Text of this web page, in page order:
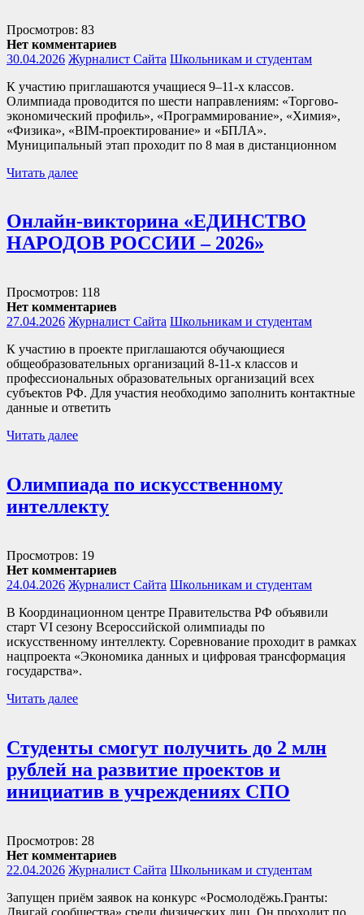
Просмотров: 83
Нет комментариев
30.04.2026 Журналист Сайта Школьникам и студентам
К участию приглашаются учащиеся 9–11-х классов.
Олимпиада проводится по шести направлениям: «Торгово-
экономический профиль», «Программирование», «Химия»,
«Физика», «BIM-проектирование» и «БПЛА».
Муниципальный этап проходит по 8 мая в дистанционном
Читать далее
Онлайн-викторина «ЕДИНСТВО
НАРОДОВ РОССИИ – 2026»
Просмотров: 118
Нет комментариев
27.04.2026 Журналист Сайта Школьникам и студентам
К участию в проекте приглашаются обучающиеся
общеобразовательных организаций 8-11-х классов и
профессиональных образовательных организаций всех
субъектов РФ. Для участия необходимо заполнить контактные
данные и ответить
Читать далее
Олимпиада по искусственному
интеллекту
Просмотров: 19
Нет комментариев
24.04.2026 Журналист Сайта Школьникам и студентам
В Координационном центре Правительства РФ объявили
старт VI сезону Всероссийской олимпиады по
искусственному интеллекту. Соревнование проходит в рамках
нацпроекта «Экономика данных и цифровая трансформация
государства».
Читать далее
Студенты смогут получить до 2 млн
рублей на развитие проектов и
инициатив в учреждениях СПО
Просмотров: 28
Нет комментариев
22.04.2026 Журналист Сайта Школьникам и студентам
Запущен приём заявок на конкурс «Росмолодёжь.Гранты:
Двигай сообщества» среди физических лиц. Он проходит по